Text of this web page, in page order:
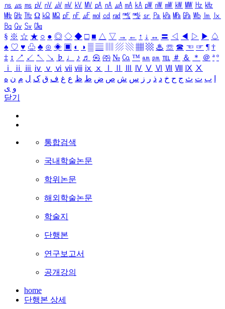
㎱ ㎲ ㎳ ㎴ ㎵ ㎶ ㎷ ㎸ ㎹ ㎀ ㎁ ㎂ ㎃ ㎄ ㎺ ㎻ ㎽ ㎾ ㎿ ㎐ ㎑
㎒ ㎓ ㎔ Ω ㏀ ㏁ ㎊ ㎋ ㎌ ㏖ ㏅ ㎭ ㎮ ㎯ ㏛ ㎩ ㎪ ㎫ ㎬ ㏝ ㏐
㏓
㏃ ㏉ ㏜ ㏆
§ ※ ☆ ★ ○ ● ◎ ◇ ◆ □ ■ △ ▽ → ← ↑ ↓ ↔ 〓 ◁ ◀ ▷ ▶ ♤
♠ ♡ ♥ ♧ ♣ ⊙ ◈ ▣ ◐ ◑ ▒ ▤ ▨ ▧ ▦ ▩ ♨ ☏ ☎ ☜ ☞ ¶ †
‡ ↕ ↗ ↙ ↖ ↘ ♭ ♩ ♪ ♬ ㉿ ㈜ № ㏇ ™ ㏂ ㏘ ℡ ＃ ＆ ＊ ＠ ª º
ⅰ
ⅱ ⅲ ⅳ ⅴ ⅵ ⅶ ⅷ ⅸ ⅹ Ⅳ Ⅴ Ⅵ Ⅶ Ⅷ Ⅸ Ⅹ
ب ت ث ج ح خ د ذ ر ز س ش ص ض ط ظ ع غ ف ق ک ل م ن ه
و ی
닫기
통합검색
국내학술논문
학위논문
해외학술논문
학술지
단행본
연구보고서
공개강의
home
단행본 상세